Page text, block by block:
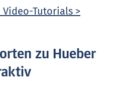
Tutorials >
zu Hueber